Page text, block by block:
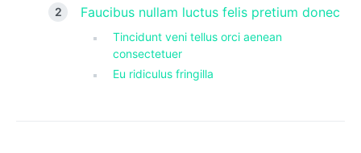
Faucibus nullam luctus felis pretium donec
Tincidunt veni tellus orci aenean
consectetuer
Eu ridiculus fringilla